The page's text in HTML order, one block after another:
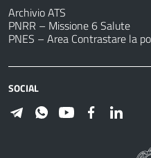
Archivio ATS
PNRR – Missione 6 Salute
PNES – Area Contrastare la
SOCIAL